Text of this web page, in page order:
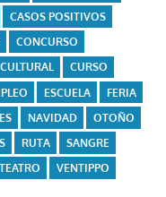
CASOS POSITIVOS
CONCURSO
CULTURAL
CURSO
ESCUELA
FERIA
NAVIDAD
OTOÑO
RUTA
SANGRE
TEATRO
VENTIPPO